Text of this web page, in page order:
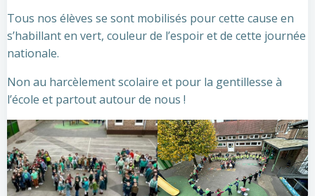
Tous nos élèves se sont mobilisés pour cette cause en
s’habillant en vert, couleur de l’espoir et de cette journée
nationale.
Non au harcèlement scolaire et pour la gentillesse à
l’école et partout autour de nous !